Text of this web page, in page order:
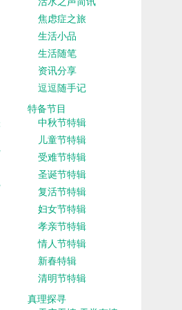
焦虑症之旅
生活小品
生活随笔
资讯分享
逗逗随手记
特备节目
中秋节特辑
儿童节特辑
受难节特辑
圣诞节特辑
复活节特辑
妇女节特辑
孝亲节特辑
情人节特辑
新春特辑
清明节特辑
真理探寻